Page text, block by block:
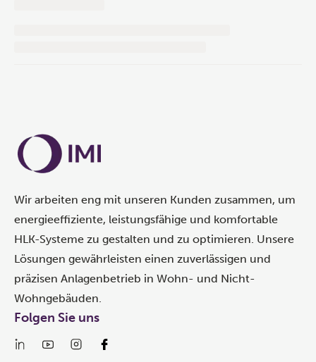
Wir arbeiten eng mit unseren Kunden zusammen, um
energieeffiziente, leistungsfähige und komfortable
HLK-Systeme zu gestalten und zu optimieren. Unsere
Lösungen gewährleisten einen zuverlässigen und
präzisen Anlagenbetrieb in Wohn- und Nicht-
Wohngebäuden.
Folgen Sie uns